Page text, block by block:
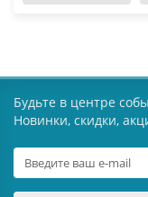
Будьте в центре
Новинки, скидки,